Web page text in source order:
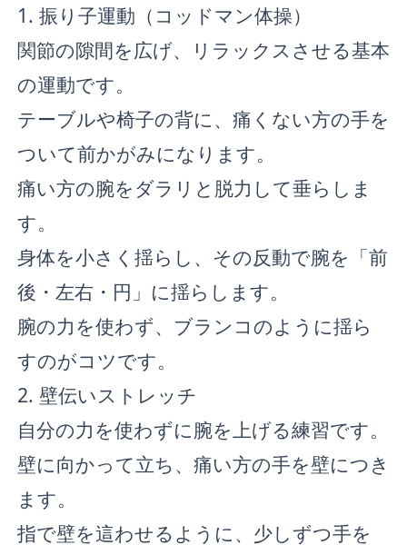
1. 振り子運動（コッドマン体操）
関節の隙間を広げ、リラックスさせる基本
の運動です。
テーブルや椅子の背に、痛くない方の手を
ついて前かがみになります。
痛い方の腕をダラリと脱力して垂らしま
す。
身体を小さく揺らし、その反動で腕を「前
後・左右・円」に揺らします。
腕の力を使わず、ブランコのように揺ら
すのがコツです。
2. 壁伝いストレッチ
自分の力を使わずに腕を上げる練習です。
壁に向かって立ち、痛い方の手を壁につき
ます。
指で壁を這わせるように、少しずつ手を